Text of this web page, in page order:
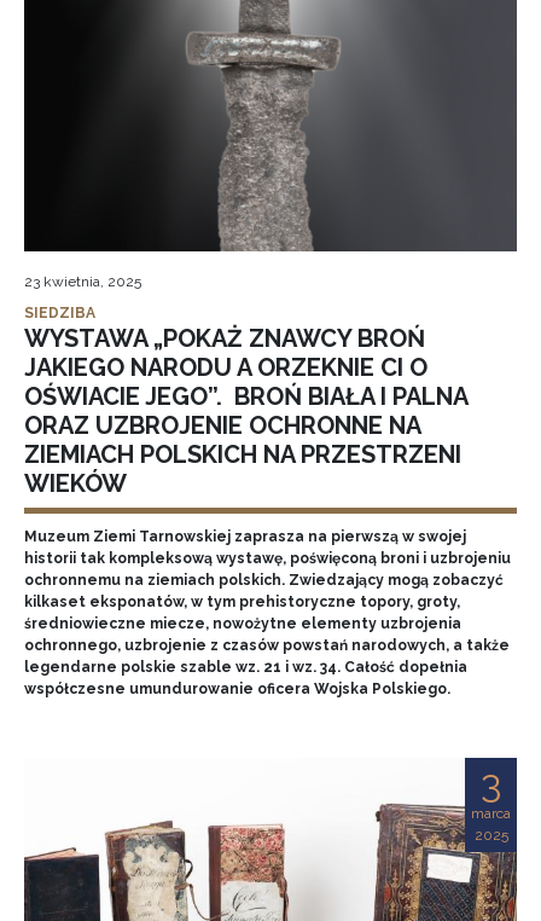
23 kwietnia, 2025
SIEDZIBA
WYSTAWA „POKAŻ ZNAWCY BROŃ
JAKIEGO NARODU A ORZEKNIE CI O
OŚWIACIE JEGO”. BROŃ BIAŁA I PALNA
ORAZ UZBROJENIE OCHRONNE NA
ZIEMIACH POLSKICH NA PRZESTRZENI
WIEKÓW
Muzeum Ziemi Tarnowskiej zaprasza na pierwszą w swojej
historii tak kompleksową wystawę, poświęconą broni i uzbrojeniu
ochronnemu na ziemiach polskich. Zwiedzający mogą zobaczyć
kilkaset eksponatów, w tym prehistoryczne topory, groty,
średniowieczne miecze, nowożytne elementy uzbrojenia
ochronnego, uzbrojenie z czasów powstań narodowych, a także
legendarne polskie szable wz. 21 i wz. 34. Całość dopełnia
współczesne umundurowanie oficera Wojska Polskiego.
3
marca
2025